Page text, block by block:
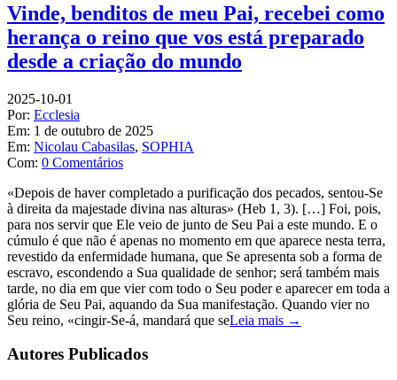
Vinde, benditos de meu Pai, recebei como
herança o reino que vos está preparado
desde a criação do mundo
2025-10-01
Por: Ecclesia
Em: 1 de outubro de 2025
Em: Nicolau Cabasilas, SOPHIA
Com: 0 Comentários
«Depois de haver completado a purificação dos pecados, sentou-Se
à direita da majestade divina nas alturas» (Heb 1, 3). […] Foi, pois,
para nos servir que Ele veio de junto de Seu Pai a este mundo. E o
cúmulo é que não é apenas no momento em que aparece nesta terra,
revestido da enfermidade humana, que Se apresenta sob a forma de
escravo, escondendo a Sua qualidade de senhor; será também mais
tarde, no dia em que vier com todo o Seu poder e aparecer em toda a
glória de Seu Pai, aquando da Sua manifestação. Quando vier no
Seu reino, «cingir-Se-á, mandará que seLeia mais →
Autores Publicados